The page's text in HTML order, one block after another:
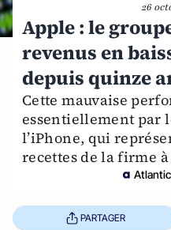
26
Apple : le
revenus en
depuis quinze
Cette mauvaise
essentiellement par
l’iPhone, qui
recettes de la firme
PARTAGER